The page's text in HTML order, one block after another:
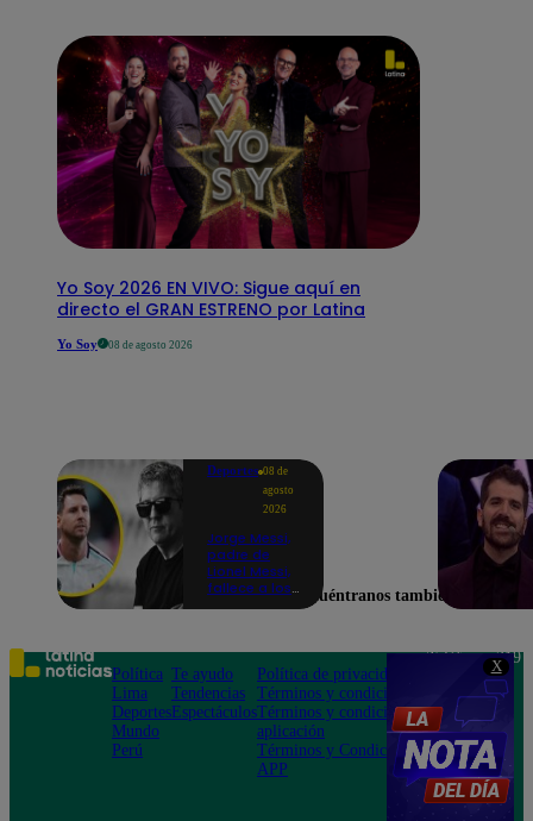
X
Yo Soy 2026 EN VIVO: Sigue aquí en
directo el GRAN ESTRENO por Latina
Yo Soy 08 de agosto 2026
Deportes 08 de
agosto
2026
Jorge Messi,
padre de
Lionel Messi,
fallece a losEncuéntranos también en
Política
Lima
Deportes
Mundo
Perú
Te ayudo
Tendencias
Espectáculos
Política de privacidad
Términos y condiciones
Términos y condiciones
aplicación
Términos y Condiciones
APP
Teléfono: 219
Av. San
Felipe 968
Jesús María